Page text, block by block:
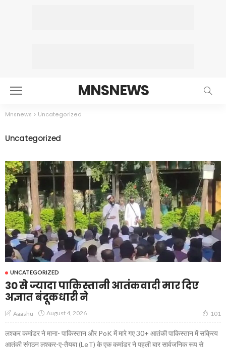
MNSNEWS
Mnsnews > Uncategorized
Uncategorized
UNCATEGORIZED
30 से ज्यादा पाकिस्तानी आतंकवादी मार दिए
अज्ञात बंदूकधारी ने
Aaashu August 4, 2026 101
लश्कर कमांडर ने माना- पाकिस्तान और PoK में मारे गए 30+ आतंकी पाकिस्तान में सक्रिय
आतंकी संगठन लश्कर-ए-तैयबा (LeT) के एक कमांडर ने पहली बार सार्वजनिक रूप से